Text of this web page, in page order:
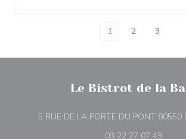
1 2 3
Le Bistrot de la
5 RUE DE LA PORTE DU PONT 80550
03 22 27 07 49